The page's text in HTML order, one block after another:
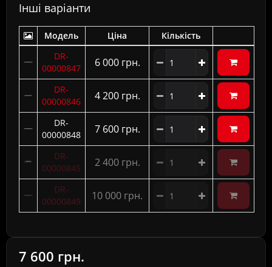
Інші варіанти
Модель Ціна
Кількість
DR-
00000847
6 000 грн.
DR-
00000846
4 200 грн.
DR-
00000848
7 600 грн.
DR-
00000845
2 400 грн.
DR-
00000849
10 000 грн.
7 600 грн.